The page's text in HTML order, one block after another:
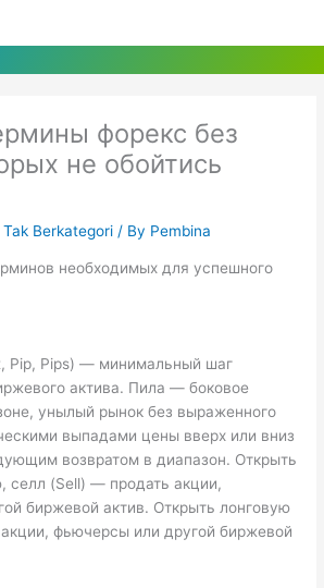
форекс без
не обойтись
Tak Berkategori / By Pembina
необходимых для успешного
Pip, Pips) — минимальный шаг
актива. Пила — боковое
унылый рынок без выраженного
выпадами цены вверх или вниз
возвратом в диапазон. Открыть
селл (Sell) — продать акции,
биржевой актив. Открыть лонговую
фьючерсы или другой биржевой